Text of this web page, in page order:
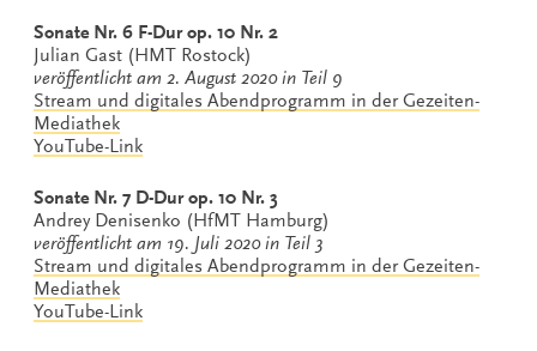
Sonate Nr. 6 F-Dur op. 10 Nr. 2
Julian Gast (HMT Rostock)
veröffentlicht am 2. August 2020 in Teil 9
Stream und digitales Abendprogramm in der Gezeiten-
Mediathek
YouTube-Link
Sonate Nr. 7 D-Dur op. 10 Nr. 3
Andrey Denisenko (HfMT Hamburg)
veröffentlicht am 19. Juli 2020 in Teil 3
Stream und digitales Abendprogramm in der Gezeiten-
Mediathek
YouTube-Link